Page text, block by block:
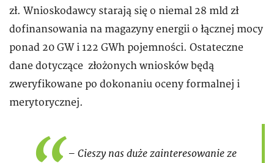
zł. Wnioskodawcy starają się o niemal 28 mld zł
dofinansowania na magazyny energii o łącznej mocy
ponad 20 GW i 122 GWh pojemności. Ostateczne
dane dotyczące złożonych wniosków będą
zweryfikowane po dokonaniu oceny formalnej i
merytorycznej.
– Cieszy nas duże zainteresowanie ze